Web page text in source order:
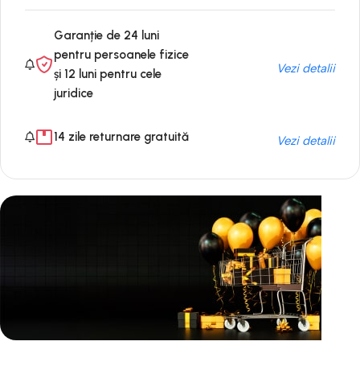
Garanție de 24 luni
pentru persoanele fizice
și 12 luni pentru cele
juridice
Vezi detalii
14 zile returnare gratuită Vezi detalii